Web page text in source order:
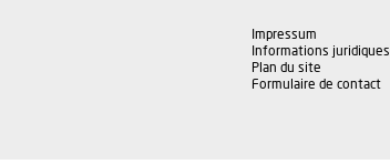
Impressum
Informations juridiques
Plan du site
Formulaire de contact